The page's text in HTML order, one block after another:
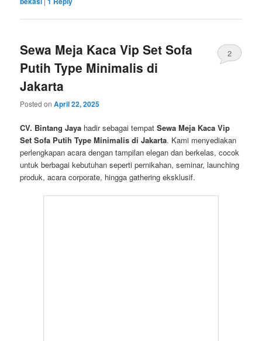
Sewa Meja Kaca Vip Set Sofa
Putih Type Minimalis di
Jakarta
Posted onApril 22, 2025
2
CV. Bintang Jaya hadir sebagai tempatSewa Meja Kaca Vip
Set Sofa Putih Type Minimalis di Jakarta. Kami menyediakan
perlengkapan acara dengan tampilan elegan dan berkelas, cocok
untuk berbagai kebutuhan seperti pernikahan, seminar, launching
produk, acara corporate, hingga gathering eksklusif.